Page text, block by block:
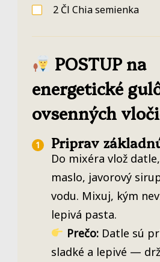
2 Čl Chia semienka
POSTUP na
energetické
ovsenných
Priprav
Do mixéra vlož
maslo, javorový
vodu. Mixuj, kým
lepivá pasta.
Prečo:Datle sú
sladké a lepivé —